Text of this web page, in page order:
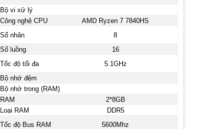
Bộ vi xử lý
Công nghệ CPU
AMD Ryzen 7 7840HS
Số nhân
8
Số luồng
16
Tốc độ tối đa
5.1GHz
Bộ nhớ đệm
Bộ nhớ trong (RAM)
RAM
2*8GB
Loại RAM
DDR5
Tốc độ Bus RAM
5600Mhz